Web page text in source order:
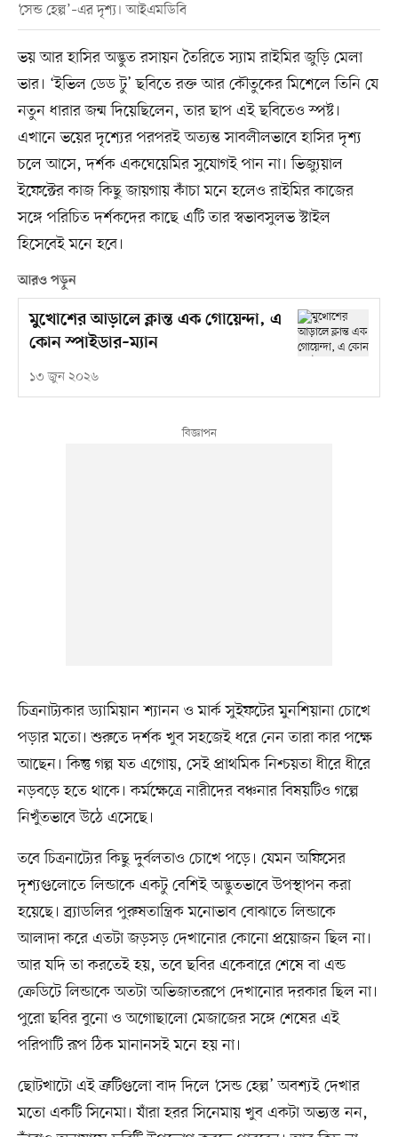
‘সেন্ড হেল্প’–এর দৃশ্য। আইএমডিবি
ভয় আর হাসির অদ্ভুত রসায়ন তৈরিতে স্যাম রাইমির জুড়ি মেলা
ভার। ‘ইভিল ডেড টু’ ছবিতে রক্ত আর কৌতুকের মিশেলে তিনি যে
নতুন ধারার জন্ম দিয়েছিলেন, তার ছাপ এই ছবিতেও স্পষ্ট।
এখানে ভয়ের দৃশ্যের পরপরই অত্যন্ত সাবলীলভাবে হাসির দৃশ্য
চলে আসে, দর্শক একঘেয়েমির সুযোগই পান না। ভিজ্যুয়াল
ইফেক্টের কাজ কিছু জায়গায় কাঁচা মনে হলেও রাইমির কাজের
সঙ্গে পরিচিত দর্শকদের কাছে এটি তার স্বভাবসুলভ স্টাইল
হিসেবেই মনে হবে।
আরও পড়ুন
মুখোশের আড়ালে ক্লান্ত এক গোয়েন্দা, এ
কোন স্পাইডার–ম্যান
১৩ জুন ২০২৬
চিত্রনাট্যকার ড্যামিয়ান শ্যানন ও মার্ক সুইফটের মুনশিয়ানা চোখে
পড়ার মতো। শুরুতে দর্শক খুব সহজেই ধরে নেন তারা কার পক্ষে
আছেন। কিন্তু গল্প যত এগোয়, সেই প্রাথমিক নিশ্চয়তা ধীরে ধীরে
নড়বড়ে হতে থাকে। কর্মক্ষেত্রে নারীদের বঞ্চনার বিষয়টিও গল্পে
নিখুঁতভাবে উঠে এসেছে।
তবে চিত্রনাট্যের কিছু দুর্বলতাও চোখে পড়ে। যেমন অফিসের
দৃশ্যগুলোতে লিন্ডাকে একটু বেশিই অদ্ভুতভাবে উপস্থাপন করা
হয়েছে। ব্র্যাডলির পুরুষতান্ত্রিক মনোভাব বোঝাতে লিন্ডাকে
আলাদা করে এতটা জড়সড় দেখানোর কোনো প্রয়োজন ছিল না।
আর যদি তা করতেই হয়, তবে ছবির একেবারে শেষে বা এন্ড
ক্রেডিটে লিন্ডাকে অতটা অভিজাতরূপে দেখানোর দরকার ছিল না।
পুরো ছবির বুনো ও অগোছালো মেজাজের সঙ্গে শেষের এই
পরিপাটি রূপ ঠিক মানানসই মনে হয় না।
ছোটখাটো এই ত্রুটিগুলো বাদ দিলে ‘সেন্ড হেল্প’ অবশ্যই দেখার
মতো একটি সিনেমা। যাঁরা হরর সিনেমায় খুব একটা অভ্যস্ত নন,